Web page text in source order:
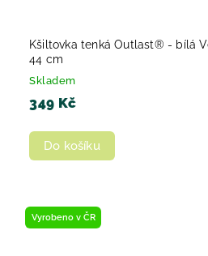
Kšiltovka tenká Outlast® - bílá
44 cm
Skladem
349 Kč
Do košíku
Vyrobeno v ČR